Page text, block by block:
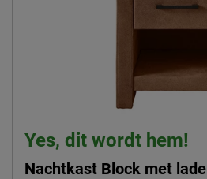
Yes, dit wordt hem!
Nachtkast Block met lade